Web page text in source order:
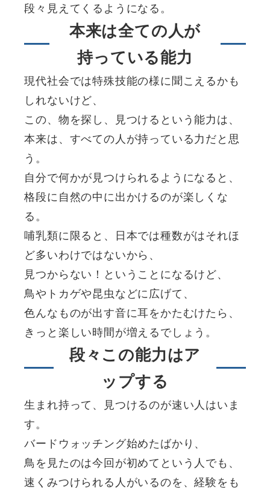
段々見えてくるようになる。
本来は全ての人が
持っている能力
現代社会では特殊技能の様に聞こえるかも
しれないけど、
この、物を探し、見つけるという能力は、
本来は、すべての人が持っている力だと思
う。
自分で何かが見つけられるようになると、
格段に自然の中に出かけるのが楽しくな
る。
哺乳類に限ると、日本では種数がはそれほ
ど多いわけではないから、
見つからない！ということになるけど、
鳥やトカゲや昆虫などに広げて、
色んなものが出す音に耳をかたむけたら、
きっと楽しい時間が増えるでしょう。
段々この能力はア
ップする
生まれ持って、見つけるのが速い人はいま
す。
バードウォッチング始めたばかり、
鳥を見たのは今回が初めてという人でも、
速くみつけられる人がいるのを、経験をも